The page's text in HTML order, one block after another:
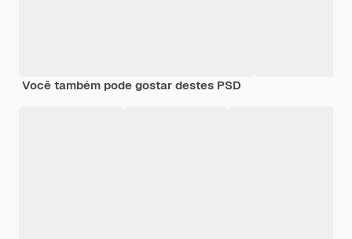
Você também pode gostar destes PSD